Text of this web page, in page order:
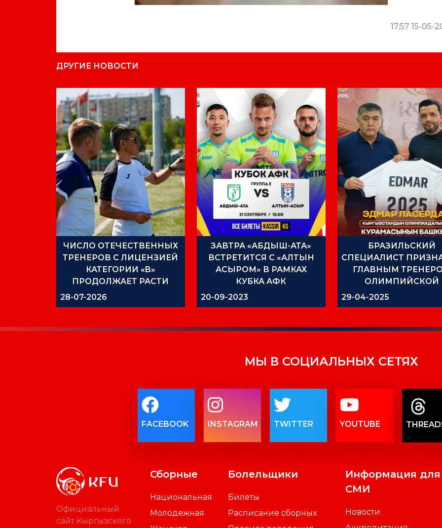
17:57 15-05-
ДРУГИЕ НОВОСТИ
ЧИСЛО ОТЕЧЕСТВЕННЫХ
ТРЕНЕРОВ С ЛИЦЕНЗИЕЙ
КАТЕГОРИИ «B»
ПРОДОЛЖАЕТ РАСТИ
28-07-2026
ЗАВТРА «АБДЫШ-АТА»
ВСТРЕТИТСЯ С «АЛТЫН
АСЫРОМ» В РАМКАХ
КУБКА АФК
20-09-2023
БРАЗИЛЬСКИЙ
СПЕЦИАЛИСТ
ГЛАВНЫМ
ОЛИМПИЙСКОЙ
СБОРНОЙ
29-04-2025
МЫ В СОЦИАЛЬНЫХ СЕТЯХ
FACEBOOK INSTAGRAM TWITTER YOUTUBE
Официальный
сайт Кыргызского
Сборные
Национальная
Молодежная
Болельщики
Билеты
Расписание сборных
Информация для
СМИ
Новости